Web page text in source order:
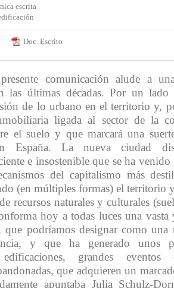
escrita
Doc. Escrito
comunicación alude a
las últimas décadas. Por un lado
de lo urbano en el territorio y,
ligada al sector de la
el suelo y que marcará una
España. La nueva ciudad
e insostenible que se ha venido
del capitalismo más
(en múltiples formas) el territorio
recursos naturales y culturales
hoy a todas luces una vasta
que podríamos designar como una
y que ha generado unos
edificaciones, grandes eventos
que adquieren un
apuntaba Julia Schulz-